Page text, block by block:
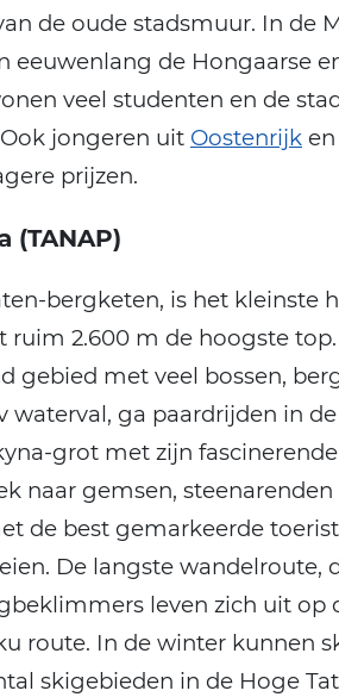
de oude stadsmuur. In de
eeuwenlang de Hongaarse
veel studenten en de
jongeren uit Oostenrijk
prijzen.
(TANAP)
bergketen, is het kleinste
ruim 2.600 m de hoogste
gebied met veel bossen,
waterval, ga paardrijden in
grot met zijn fascinerende
naar gemsen,
de best gemarkeerde
De langste wandelroute,
leven zich uit op
route. In de winter kunnen
skigebieden in de Hoge